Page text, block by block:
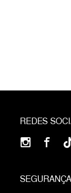
REDES